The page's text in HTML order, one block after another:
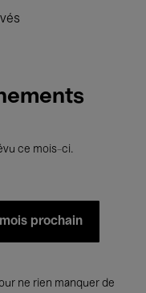
ce mois-ci.
prochain
ne rien manquer de